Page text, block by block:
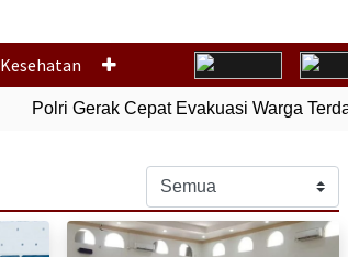
Kesehatan
Polri Gerak Cepat Evakuasi Warga